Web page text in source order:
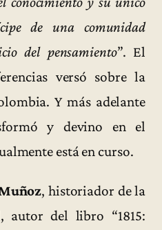
de una comunidad
del pensamiento”. El
versó sobre la
Y más adelante
y devino en el
está en curso.
, historiador de la
autor del libro “1815: